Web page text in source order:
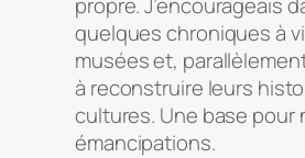
quelques chroniques à
musées et,
à reconstruire leurs
cultures. Une base pour
émancipations.